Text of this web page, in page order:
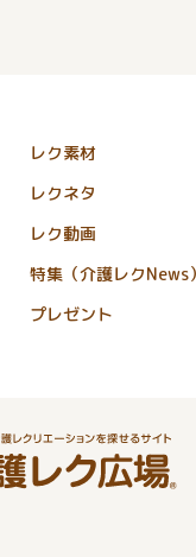
レク素材
レクネタ
レク動画
特集（介護レクNews）
プレゼント